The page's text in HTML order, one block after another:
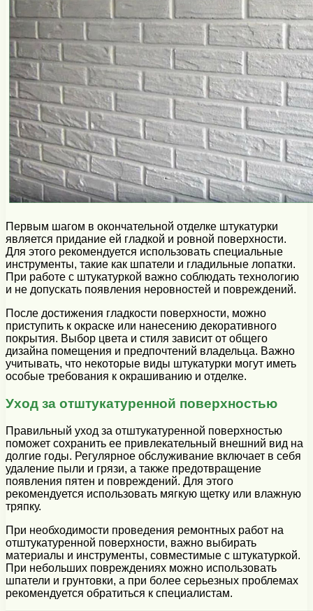
Первым шагом в окончательной отделке штукатурки
является придание ей гладкой и ровной поверхности.
Для этого рекомендуется использовать специальные
инструменты, такие как шпатели и гладильные лопатки.
При работе с штукатуркой важно соблюдать технологию
и не допускать появления неровностей и повреждений.
После достижения гладкости поверхности, можно
приступить к окраске или нанесению декоративного
покрытия. Выбор цвета и стиля зависит от общего
дизайна помещения и предпочтений владельца. Важно
учитывать, что некоторые виды штукатурки могут иметь
особые требования к окрашиванию и отделке.
Уход за отштукатуренной поверхностью
Правильный уход за отштукатуренной поверхностью
поможет сохранить ее привлекательный внешний вид на
долгие годы. Регулярное обслуживание включает в себя
удаление пыли и грязи, а также предотвращение
появления пятен и повреждений. Для этого
рекомендуется использовать мягкую щетку или влажную
тряпку.
При необходимости проведения ремонтных работ на
отштукатуренной поверхности, важно выбирать
материалы и инструменты, совместимые с штукатуркой.
При небольших повреждениях можно использовать
шпатели и грунтовки, а при более серьезных проблемах
рекомендуется обратиться к специалистам.